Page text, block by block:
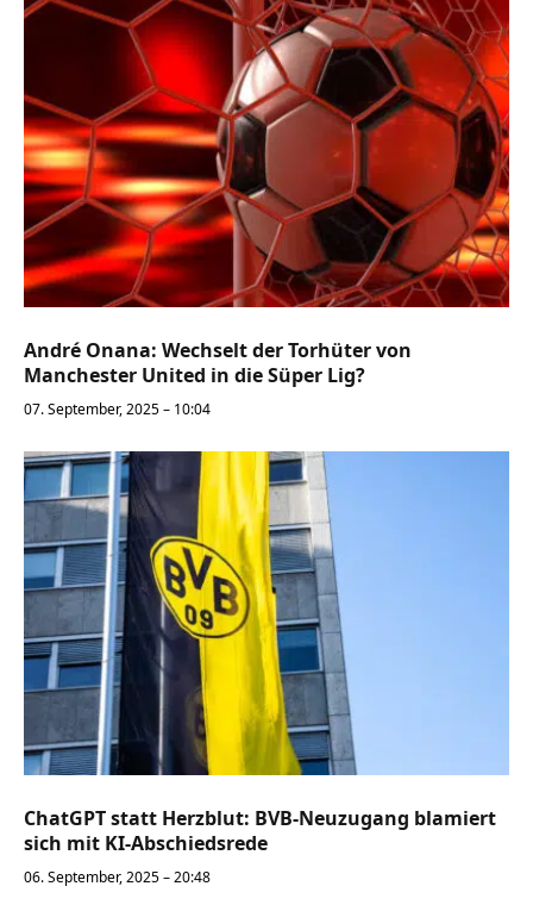
André Onana: Wechselt der Torhüter von
Manchester United in die Süper Lig?
07. September, 2025 – 10:04
ChatGPT statt Herzblut: BVB-Neuzugang blamiert
sich mit KI-Abschiedsrede
06. September, 2025 – 20:48